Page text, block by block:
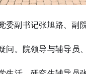
委副书记张旭路、副
问。院领导与辅导员